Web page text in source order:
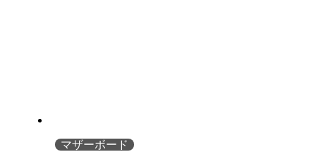
マザーボード